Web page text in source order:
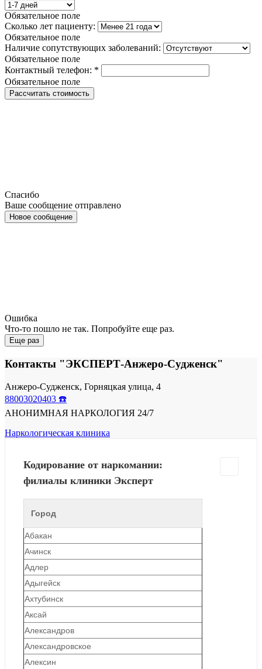
Обязательное поле
Сколько лет пациенту:
Обязательное поле
Наличие сопутствующих заболеваний:
Обязательное поле
Контактный телефон: *
Обязательное поле
Рассчитать стоимость
Спасибо
Ваше сообщение отправлено
Новое сообщение
Ошибка
Что-то пошло не так. Попробуйте еще раз.
Еще раз
Контакты "ЭКСПЕРТ-Анжеро-Судженск"
Анжеро-Судженск, Горняцкая улица, 4
88003020403 ☎️
АНОНИМНАЯ НАРКОЛОГИЯ 24/7
Наркологическая клиника
Кодирование от наркомании:
филиалы клиники Эксперт
Город
Абакан
Ачинск
Адлер
Адыгейск
Ахтубинск
Аксай
Александров
Александровское
Алексин